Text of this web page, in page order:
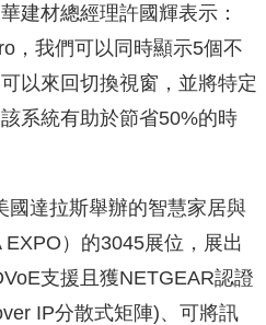
建材總經理許國輝表示：
，我們可以同時顯示5個不
以來回切換視窗，並將特定
系統有助於節省50%的時
國達拉斯舉辦的智慧家居與
）的3045展位，展出
支援且獲NETGEAR認證
IP分散式矩陣)、可將訊